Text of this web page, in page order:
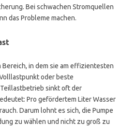
Bei schwachen Stromquellen
das Probleme machen.
Bereich, in dem sie am effizientesten
oder beste
sinkt oft der
Pro gefördertem Liter Wasser
Darum lohnt es sich, die Pumpe
zu wählen und nicht zu groß zu